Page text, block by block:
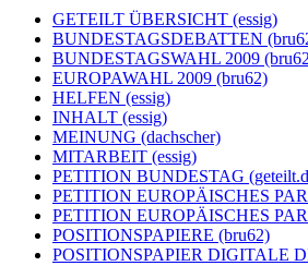
GETEILT ÜBERSICHT (essig)
BUNDESTAGSDEBATTEN
BUNDESTAGSWAHL 2009
EUROPAWAHL 2009 (bru62)
HELFEN (essig)
INHALT (essig)
MEINUNG (dachscher)
MITARBEIT (essig)
PETITION BUNDESTAG
PETITION EUROPÄISCHES
PETITION EUROPÄISCHES
POSITIONSPAPIERE (bru62)
POSITIONSPAPIER DIGITALE